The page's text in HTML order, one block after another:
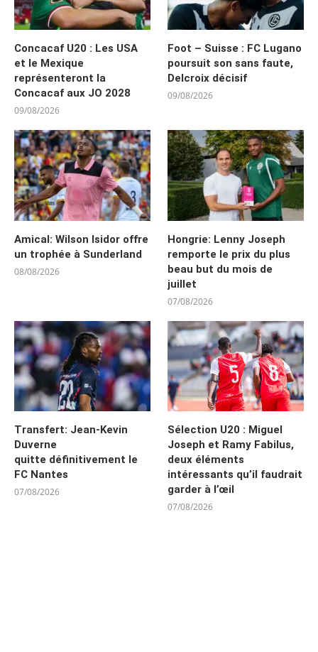
Concacaf U20 : Les USA
et le Mexique
représenteront la
Concacaf aux JO 2028
09/08/2026
Foot – Suisse : FC Lugano
poursuit son sans faute,
Delcroix décisif
09/08/2026
Amical: Wilson Isidor offre
un trophée à Sunderland
08/08/2026
Hongrie: Lenny Joseph
remporte le prix du plus
beau but du mois de
juillet
07/08/2026
Transfert: Jean-Kevin
Duverne
quitte définitivement le
FC Nantes
07/08/2026
Sélection U20 : Miguel
Joseph et Ramy Fabilus,
deux éléments
intéressants qu’il faudrait
garder à l’œil
07/08/2026